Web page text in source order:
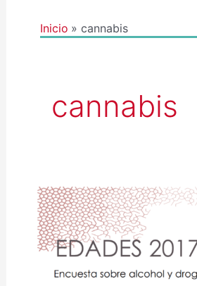
Inicio cannabis
cannabis
ENCUESTA
EDADES
2017-
2018:
UNA
VALORACIÓN